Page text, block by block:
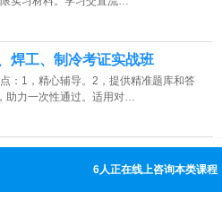
焊工、制冷考证实战班
：1，精心辅导。2，提供精准题库和答
助力一次性通过。适用对…
6人正在线上咨询本类课程